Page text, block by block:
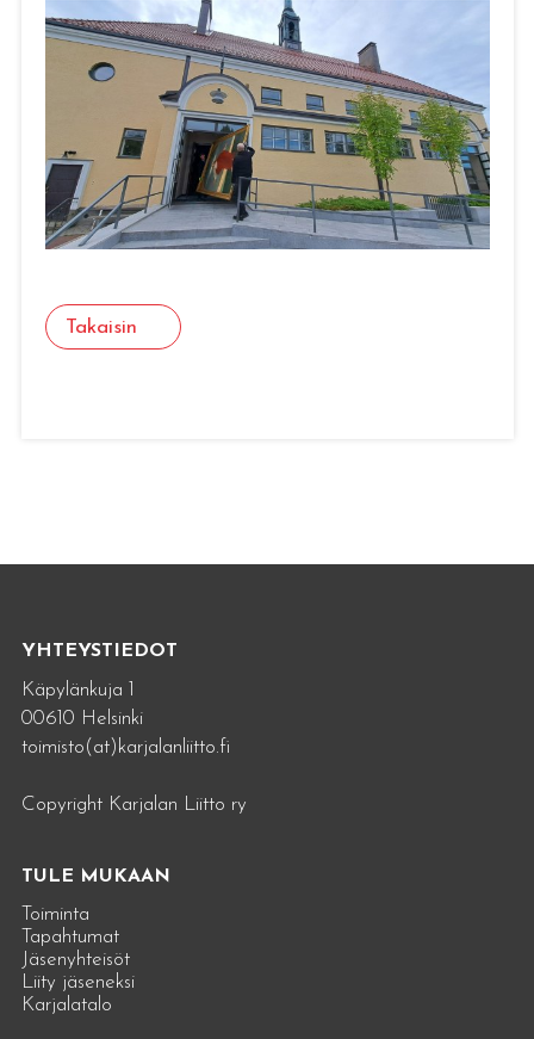
Takaisin
YHTEYSTIEDOT
Käpylänkuja 1
00610 Helsinki
toimisto(at)karjalanliitto.fi
Copyright Karjalan Liitto ry
TULE MUKAAN
Toiminta
Tapahtumat
Jäsenyhteisöt
Liity jäseneksi
Karjalatalo